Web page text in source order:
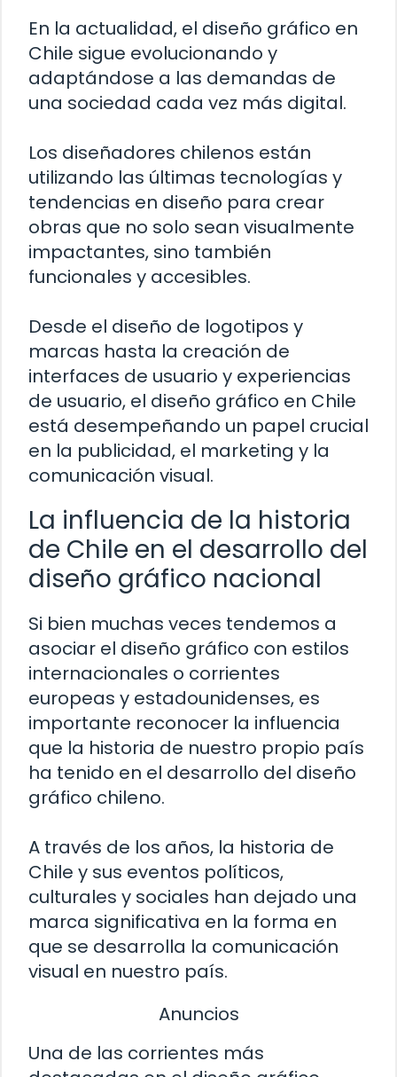
En la actualidad, el diseño gráfico en
Chile sigue evolucionando y
adaptándose a las demandas de
una sociedad cada vez más digital.
Los diseñadores chilenos están
utilizando las últimas tecnologías y
tendencias en diseño para crear
obras que no solo sean visualmente
impactantes, sino también
funcionales y accesibles.
Desde el diseño de logotipos y
marcas hasta la creación de
interfaces de usuario y experiencias
de usuario, el diseño gráfico en Chile
está desempeñando un papel crucial
en la publicidad, el marketing y la
comunicación visual.
La influencia de la historia
de Chile en el desarrollo del
diseño gráfico nacional
Si bien muchas veces tendemos a
asociar el diseño gráfico con estilos
internacionales o corrientes
europeas y estadounidenses, es
importante reconocer la influencia
que la historia de nuestro propio país
ha tenido en el desarrollo del diseño
gráfico chileno.
A través de los años, la historia de
Chile y sus eventos políticos,
culturales y sociales han dejado una
marca significativa en la forma en
que se desarrolla la comunicación
visual en nuestro país.
Anuncios
Una de las corrientes más